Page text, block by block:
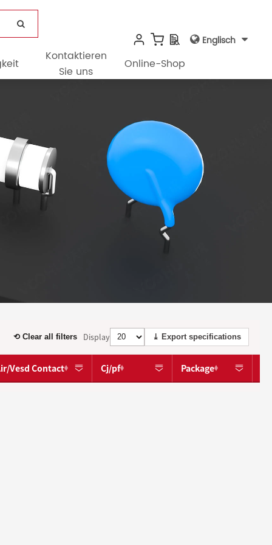
Kontaktieren
Sie uns
Online-Shop
Englisch
⟲ Clear all filters Display ⤓ Export specifications
Vesd Contact Cj/pf Package